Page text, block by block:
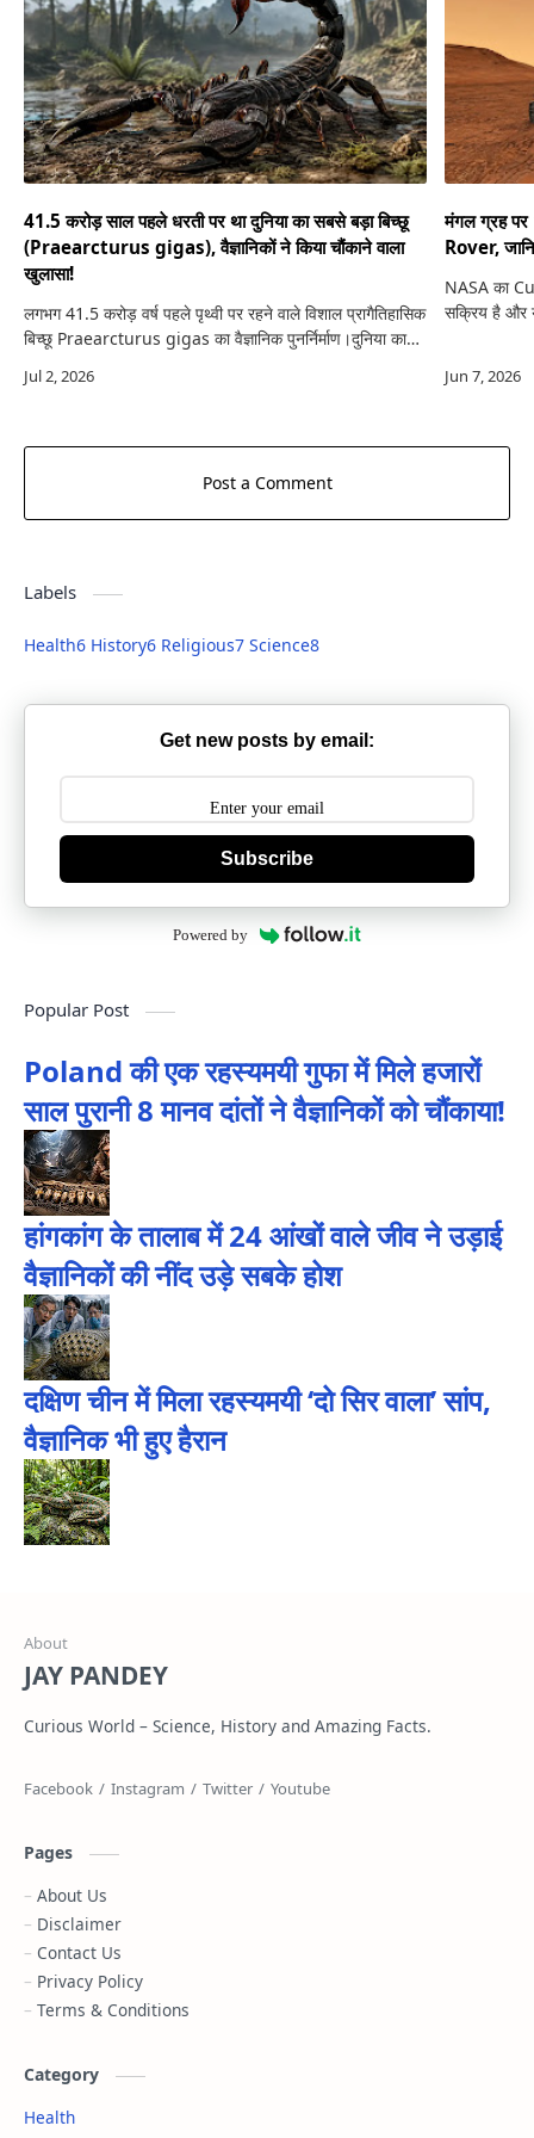
41.5 करोड़ साल पहले धरती पर था दुनिया का सबसे बड़ा बिच्छू
(Praearcturus gigas), वैज्ञानिकों ने किया चौंकाने वाला
खुलासा!
लगभग 41.5 करोड़ वर्ष पहले पृथ्वी पर रहने वाले विशाल प्रागैतिहासिक
बिच्छू Praearcturus gigas का वैज्ञानिक पुनर्निर्माण।दुनिया का
मंगल ग्रह
Rover,
NASA का
सक्रिय है और
Post a Comment
Labels
Health6 History6 Religious7 Science8
Get new posts by email:
Subscribe
Powered by
Popular Post
Poland की एक रहस्यमयी गुफा में मिले हजारों
साल पुरानी 8 मानव दांतों ने वैज्ञानिकों को चौंकाया!
हांगकांग के तालाब में 24 आंखों वाले जीव ने उड़ाई
वैज्ञानिकों की नींद उड़े सबके होश
दक्षिण चीन में मिला रहस्यमयी ‘दो सिर वाला’ सांप,
वैज्ञानिक भी हुए हैरान
JAY PANDEY
Curious World – Science, History and Amazing Facts.
Pages
About Us
Disclaimer
Contact Us
Privacy Policy
Terms & Conditions
Category
Health